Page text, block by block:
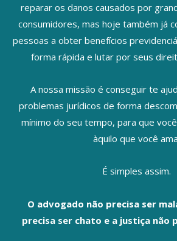
reparar os danos causados por
consumidores, mas hoje também já
pessoas a obter benefícios
forma rápida e lutar por seus
A nossa missão é conseguir te
problemas jurídicos de forma
mínimo do seu tempo, para que
àquilo que você
É simples assim.
O advogado não precisa ser
precisa ser chato e a justiça não